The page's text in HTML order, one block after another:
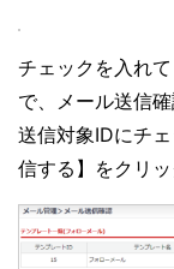
チェックを入れ
で、メール送信
送信対象IDにチ
信する】をクリ